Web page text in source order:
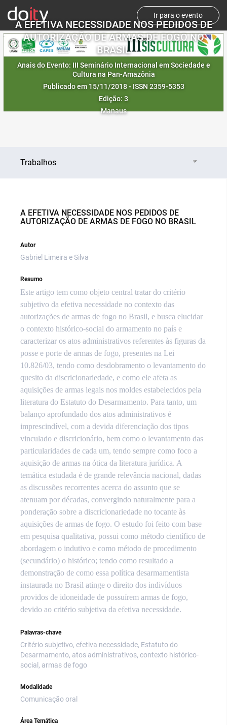
Ir para o evento
A EFETIVA NECESSIDADE NOS PEDIDOS DE
AUTORIZAÇÃO DE ARMAS DE FOGO NO
BRASIL
Anais do Evento: III Seminário Internacional em Sociedade e
Cultura na Pan-Amazônia
Publicado em 15/11/2018 - ISSN 2359-5353
Edição: 3
Manaus
Trabalhos
A EFETIVA NECESSIDADE NOS PEDIDOS DE
AUTORIZAÇÃO DE ARMAS DE FOGO NO BRASIL
Autor
Gabriel Limeira e Silva
Resumo
Este artigo tem como objeto central tratar do critério
subjetivo da efetiva necessidade no contexto das
autorizações de armas de fogo no Brasil, e busca elucidar
o contexto histórico-social do armamento no país e
caracterizar os atos administrativos referentes às figuras da
posse e porte de armas de fogo, presentes na Lei
10.826/03, tendo como desdobramento o levantamento do
quesito da discricionariedade, e como ele afeta as
aquisições de armas legais nos moldes estabelecidos pela
literatura do Estatuto do Desarmamento. Para tanto, um
balanço aprofundado dos atos administrativos é
imprescindível, com a devida diferenciação dos tipos
vinculado e discricionário, bem como o levantamento das
particularidades de cada um, tendo sempre como foco a
aquisição de armas na ótica da literatura jurídica. A
temática estudada é de grande relevância nacional, dadas
as discussões recorrentes acerca do assunto que se
atenuam por décadas, convergindo naturalmente para a
ponderação sobre a discricionariedade no tocante às
aquisições de armas de fogo. O estudo foi feito com base
em pesquisa qualitativa, possui como método científico de
abordagem o indutivo e como método de procedimento
(secundário) o histórico; tendo como resultado a
demonstração de como essa política desarmamentista
instaurada no Brasil atinge o direito dos indivíduos
providos de idoneidade de possuírem armas de fogo,
devido ao critério subjetiva da efetiva necessidade.
Palavras-chave
Critério subjetivo, efetiva necessidade, Estatuto do
Desarmamento, atos administrativos, contexto histórico-
social, armas de fogo
Modalidade
Comunicação oral
Área Temática